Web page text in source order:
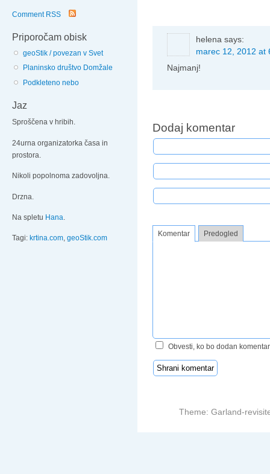
Comment RSS
Priporočam obisk
geoStik / povezan v Svet
Planinsko društvo Domžale
Podkleteno nebo
Jaz
Sproščena v hribih.
24urna organizatorka časa in
prostora.
Nikoli popolnoma zadovoljna.
Drzna.
Na spletu Hana.
Tagi: krtina.com, geoStik.com
helena says:
marec 12, 2012 at
Najmanj!
Dodaj komentar
Komentar Predogled
Obvesti, ko bo dodan komentar
Theme: Garland-